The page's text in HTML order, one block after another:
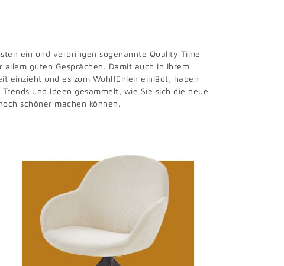
ein und verbringen sogenannte Quality Time
allem guten Gesprächen. Damit auch in Ihrem
einzieht und es zum Wohlfühlen einlädt, haben
und Ideen gesammelt, wie Sie sich die neue
schöner machen können.